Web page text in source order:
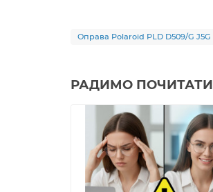
Оправа Polaroid PLD D509/G J5G
РАДИМО ПОЧИТАТИ